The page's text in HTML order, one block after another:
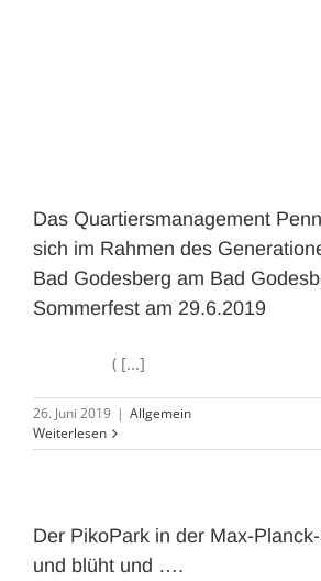
Das Quartiersmanagement
sich im Rahmen des
Bad Godesberg am Bad
Sommerfest am 29.6.2019
( [...]
26. Juni 2019 | Allgemein
Weiterlesen
Der PikoPark in der Max-
und blüht und ….